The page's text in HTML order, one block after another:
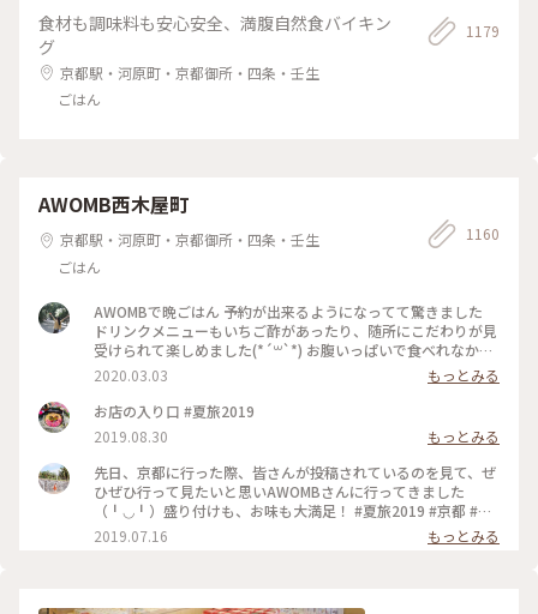
食材も調味料も安心安全、満腹自然食バイキン
グ
京都駅・河原町・京都御所・四条・壬生
ごはん
1179
AWOMB西木屋町
京都駅・河原町・京都御所・四条・壬生
ごはん
1160
AWOMBで晩ごはん 予約が出来るようになってて驚きました
ドリンクメニューもいちご酢があったり、随所にこだわりが見
受けられて楽しめました(*´꒳`*) お腹いっぱいで食べれなかっ
たデザートは次のお楽しみですー♡ #春の訪れ #女子旅 #いち
ご #手織り寿司
2020.03.03
もっとみる
お店の入り口 #夏旅2019
2019.08.30
もっとみる
先日、京都に行った際、皆さんが投稿されているのを見て、ぜ
ひぜひ行って見たいと思いAWOMBさんに行ってきました
（╹◡╹）盛り付けも、お味も大満足！ #夏旅2019 #京都 #五
条 #AWOMB
2019.07.16 もっとみる